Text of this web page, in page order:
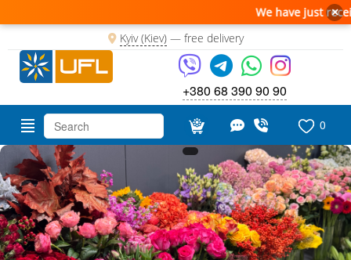
We have just received
×
Kyiv (Kiev)— free delivery
+380 68 390 90 90
0